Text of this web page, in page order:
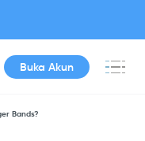
Buka Akun
Bands?